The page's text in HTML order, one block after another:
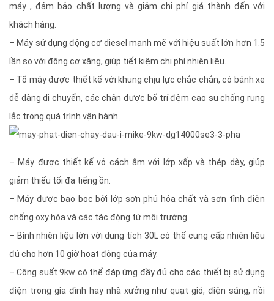
máy , đảm bảo chất lượng và giảm chi phí giá thành đến với
khách hàng.
– Máy sử dụng động cơ diesel mạnh mẽ với hiệu suất lớn hơn 1.5
lần so với động cơ xăng, giúp tiết kiệm chi phí nhiên liệu.
– Tổ máy được thiết kế với khung chịu lực chắc chắn, có bánh xe
dễ dàng di chuyển, các chân được bố trí đệm cao su chống rung
lắc trong quá trình vận hành.
– Máy được thiết kế vỏ cách âm với lớp xốp và thép dày, giúp
giảm thiểu tối đa tiếng ồn.
– Máy được bao bọc bởi lớp sơn phủ hóa chất và sơn tĩnh điện
chống oxy hóa và các tác động từ môi trường.
– Bình nhiên liệu lớn với dung tích 30L có thể cung cấp nhiên liệu
đủ cho hơn 10 giờ hoạt động của máy.
– Công suất 9kw có thể đáp ứng đầy đủ cho các thiết bị sử dụng
điện trong gia đình hay nhà xưởng như quạt gió, điện sáng, nồi